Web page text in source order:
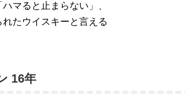
マると止まらない」、
たウイスキーと言える
16年